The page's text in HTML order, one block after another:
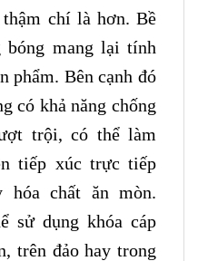
chí là hơn. Bề
bóng mang lại tính
phẩm. Bên cạnh đó
có khả năng chống
trội, có thể làm
tiếp xúc trực tiếp
hóa chất ăn mòn.
sử dụng khóa cáp
trên đảo hay trong